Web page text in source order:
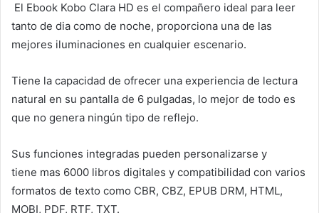
El Ebook Kobo Clara HD es el compañero ideal para leer
tanto de dia como de noche, proporciona una de las
mejores iluminaciones en cualquier escenario.
Tiene la capacidad de ofrecer una experiencia de lectura
natural en su pantalla de 6 pulgadas, lo mejor de todo es
que no genera ningún tipo de reflejo.
Sus funciones integradas pueden personalizarse y
tiene mas 6000 libros digitales y compatibilidad con varios
formatos de texto como CBR, CBZ, EPUB DRM, HTML,
MOBI, PDF, RTF, TXT.